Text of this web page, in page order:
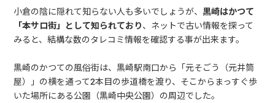
小倉の陰に隠れて知らない人も多いでしょうが、黒崎はかつて
「本サロ街」として知られており、ネットで古い情報を探って
みると、結構な数のタレコミ情報を確認する事が出来ます。
黒崎のかつての風俗街は、黒崎駅南口から「元そごう（元井筒
屋）」の横を通って2本目の歩道橋を渡り、そこからまっすぐ歩
いた場所にある公園（黒崎中央公園）の周辺でした。